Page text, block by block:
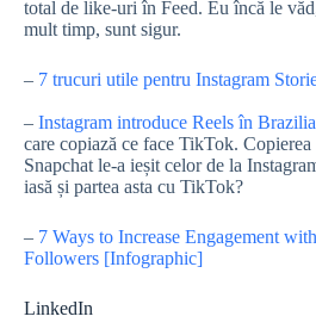
total de like-uri în Feed. Eu încă le
mult timp, sunt sigur.
– 7 trucuri utile pentru Instagram
– Instagram introduce Reels în Brazilia
care copiază ce face TikTok.
Snapchat le-a ieșit celor de la
iasă și partea asta cu TikTok?
– 7 Ways to Increase Engagement
Followers [Infographic]
LinkedIn